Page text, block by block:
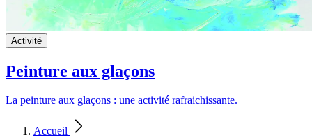
Activité
Peinture aux glaçons
La peinture aux glaçons : une activité rafraichissante.
Accueil